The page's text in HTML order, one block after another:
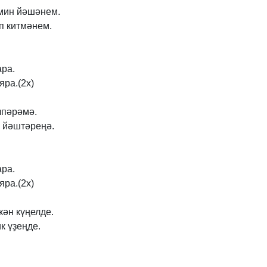
йәшәнем.
китмәнем.
яра.(2x)
йәштәреңә.
яра.(2x)
күңелде.
үҙеңде.